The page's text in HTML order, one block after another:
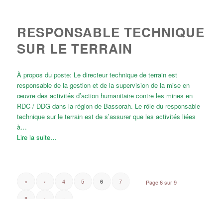
RESPONSABLE TECHNIQUE
SUR LE TERRAIN
À propos du poste: Le directeur technique de terrain est
responsable de la gestion et de la supervision de la mise en
œuvre des activités d’action humanitaire contre les mines en
RDC / DDG dans la région de Bassorah. Le rôle du responsable
technique sur le terrain est de s’assurer que les activités liées
à…
Lire la suite…
Page 6 sur 9
« ‹ 4 5 6 7